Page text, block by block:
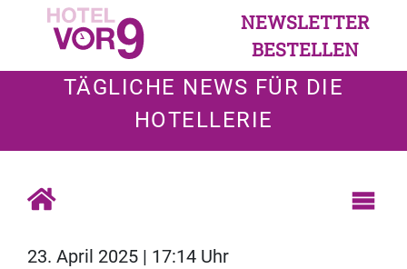
NEWSLETTER
BESTELLEN
TÄGLICHE NEWS FÜR DIE
HOTELLERIE
23. April 2025 | 17:14 Uhr